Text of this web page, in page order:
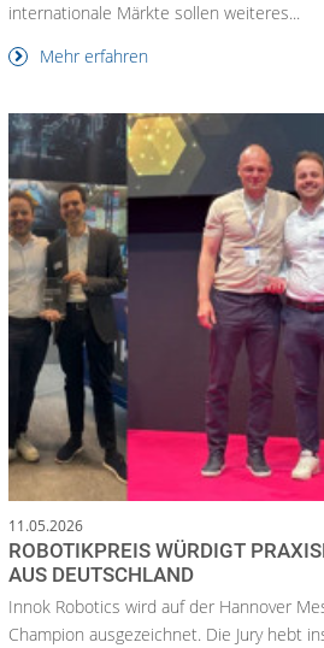
internationale Märkte sollen weiteres...
Mehr erfahren
11.05.2026
ROBOTIKPREIS WÜRDIGT
AUS DEUTSCHLAND
Innok Robotics wird auf der Hannover
Champion ausgezeichnet. Die Jury hebt